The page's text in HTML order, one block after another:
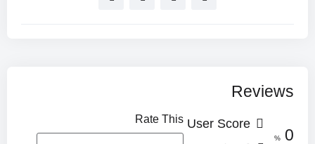
Reviews
0
%
User Score
Rate This